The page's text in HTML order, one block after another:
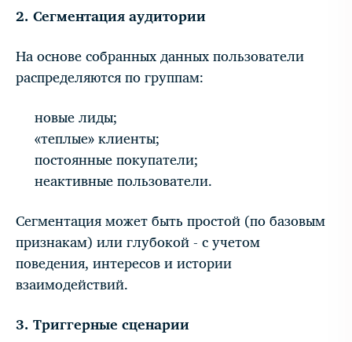
2. Сегментация аудитории
На основе собранных данных пользователи
распределяются по группам:
новые лиды;
«теплые» клиенты;
постоянные покупатели;
неактивные пользователи.
Сегментация может быть простой (по базовым
признакам) или глубокой - с учетом
поведения, интересов и истории
взаимодействий.
3. Триггерные сценарии